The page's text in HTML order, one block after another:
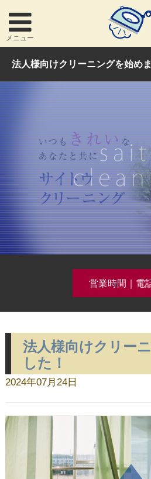
メニュー
法人様向けクリーニングを始め
お問い合
クリーニング事例
コースメ
営業時間｜電
法人様向けクリー
した！
2024年07月24日